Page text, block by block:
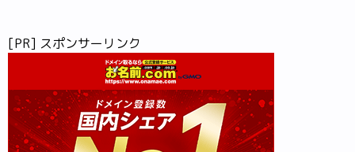
[PR] スポンサーリンク